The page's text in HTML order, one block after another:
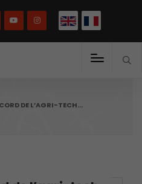
DE L’AGRI-TECH…
English(English)